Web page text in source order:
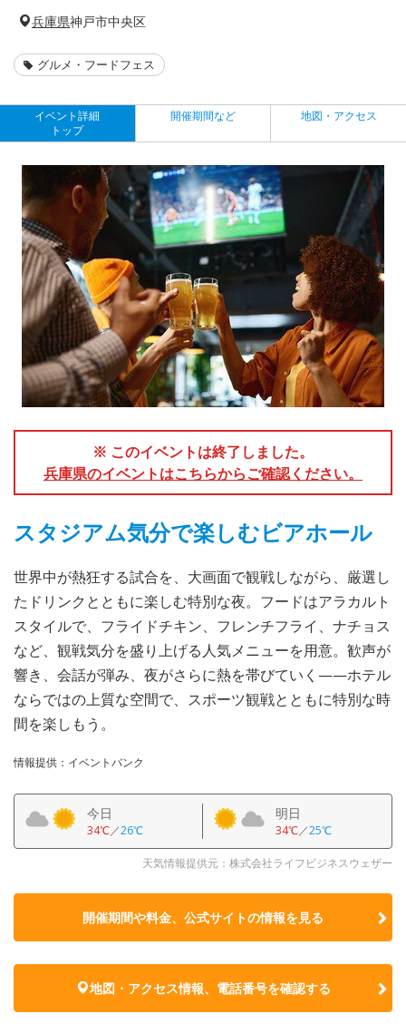
兵庫県神戸市中央区
グルメ・フードフェス
イベント詳細
トップ
開催期間など 地図・アクセス
※ このイベントは終了しました。
兵庫県のイベントはこちらからご確認ください。
スタジアム気分で楽しむビアホール
世界中が熱狂する試合を、大画面で観戦しながら、厳選し
たドリンクとともに楽しむ特別な夜。フードはアラカルト
スタイルで、フライドチキン、フレンチフライ、ナチョス
など、観戦気分を盛り上げる人気メニューを用意。歓声が
響き、会話が弾み、夜がさらに熱を帯びていく——ホテル
ならではの上質な空間で、スポーツ観戦とともに特別な時
間を楽しもう。
情報提供：イベントバンク
今日
34℃／26℃
明日
34℃／25℃
天気情報提供元：株式会社ライフビジネスウェザー
開催期間や料金、公式サイトの情報を見る
地図・アクセス情報、電話番号を確認する